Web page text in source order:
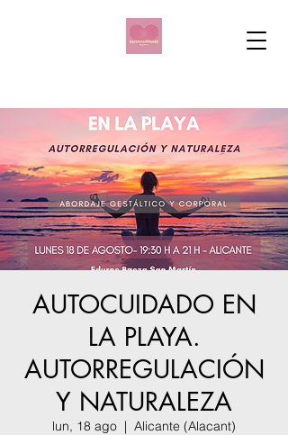
AUTOCUIDADO EN
LA PLAYA.
AUTORREGULACIÓN
Y NATURALEZA
lun, 18 ago
  |
Alicante (Alacant)